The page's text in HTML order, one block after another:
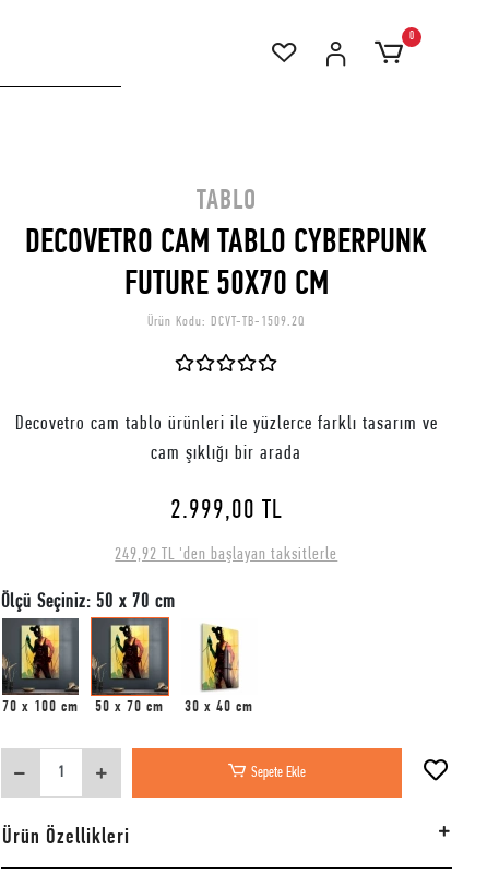
0
TABLO
DECOVETRO CAM TABLO CYBERPUNK
FUTURE 50X70 CM
Ürün Kodu: DCVT-TB-1509.2Q
Decovetro cam tablo ürünleri ile yüzlerce farklı tasarım ve
cam şıklığı bir arada
2.999,00 TL
249,92 TL 'den başlayan taksitlerle
Ölçü Seçiniz: 50 x 70 cm
70 x 100 cm 50 x 70 cm 30 x 40 cm
Sepete Ekle
Ürün Özellikleri